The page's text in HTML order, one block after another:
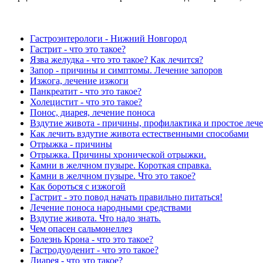
Гастроэнтерологи - Нижний Новгород
Гастрит - что это такое?
Язва желудка - что это такое? Как лечится?
Запор - причины и симптомы. Лечение запоров
Изжога, лечение изжоги
Панкреатит - что это такое?
Холецистит - что это такое?
Понос, диарея, лечение поноса
Вздутие живота - причины, профилактика и простое
Как лечить вздутие живота естественными способами
Отрыжка - причины
Отрыжка. Причины хронической отрыжки.
Камни в желчном пузыре. Короткая справка.
Камни в желчном пузыре. Что это такое?
Как бороться с изжогой
Гастрит - это повод начать правильно питаться!
Лечение поноса народными средствами
Вздутие живота. Что надо знать.
Чем опасен сальмонеллез
Болезнь Крона - что это такое?
Гастродуоденит - что это такое?
Диарея - что это такое?